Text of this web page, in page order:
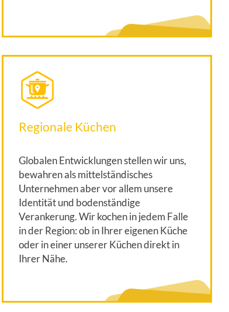
Regionale Küchen
Globalen Entwicklungen stellen wir uns,
bewahren als mittelständisches
Unternehmen aber vor allem unsere
Identität und bodenständige
Verankerung. Wir kochen in jedem Falle
in der Region: ob in Ihrer eigenen Küche
oder in einer unserer Küchen direkt in
Ihrer Nähe.